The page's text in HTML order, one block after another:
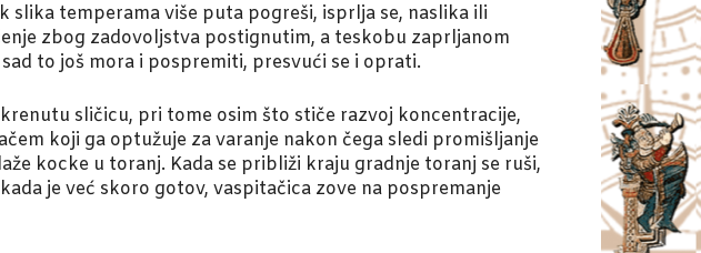
temperama više puta pogreši, isprlja se, naslika ili
zbog zadovoljstva postignutim, a teskobu zaprljanom
to još mora i pospremiti, presvući se i oprati.
sličicu, pri tome osim što stiče razvoj koncentracije,
koji ga optužuje za varanje nakon čega sledi promišljanje
kocke u toranj. Kada se približi kraju gradnje toranj se ruši,
je već skoro gotov, vaspitačica zove na pospremanje